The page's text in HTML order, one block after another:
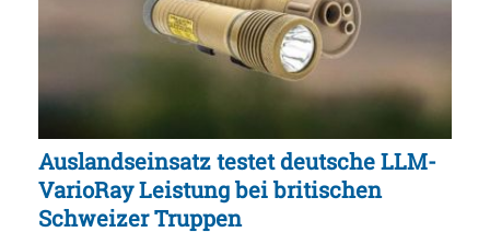
Auslandseinsatz testet deutsche LLM-
VarioRay Leistung bei britischen
Schweizer Truppen